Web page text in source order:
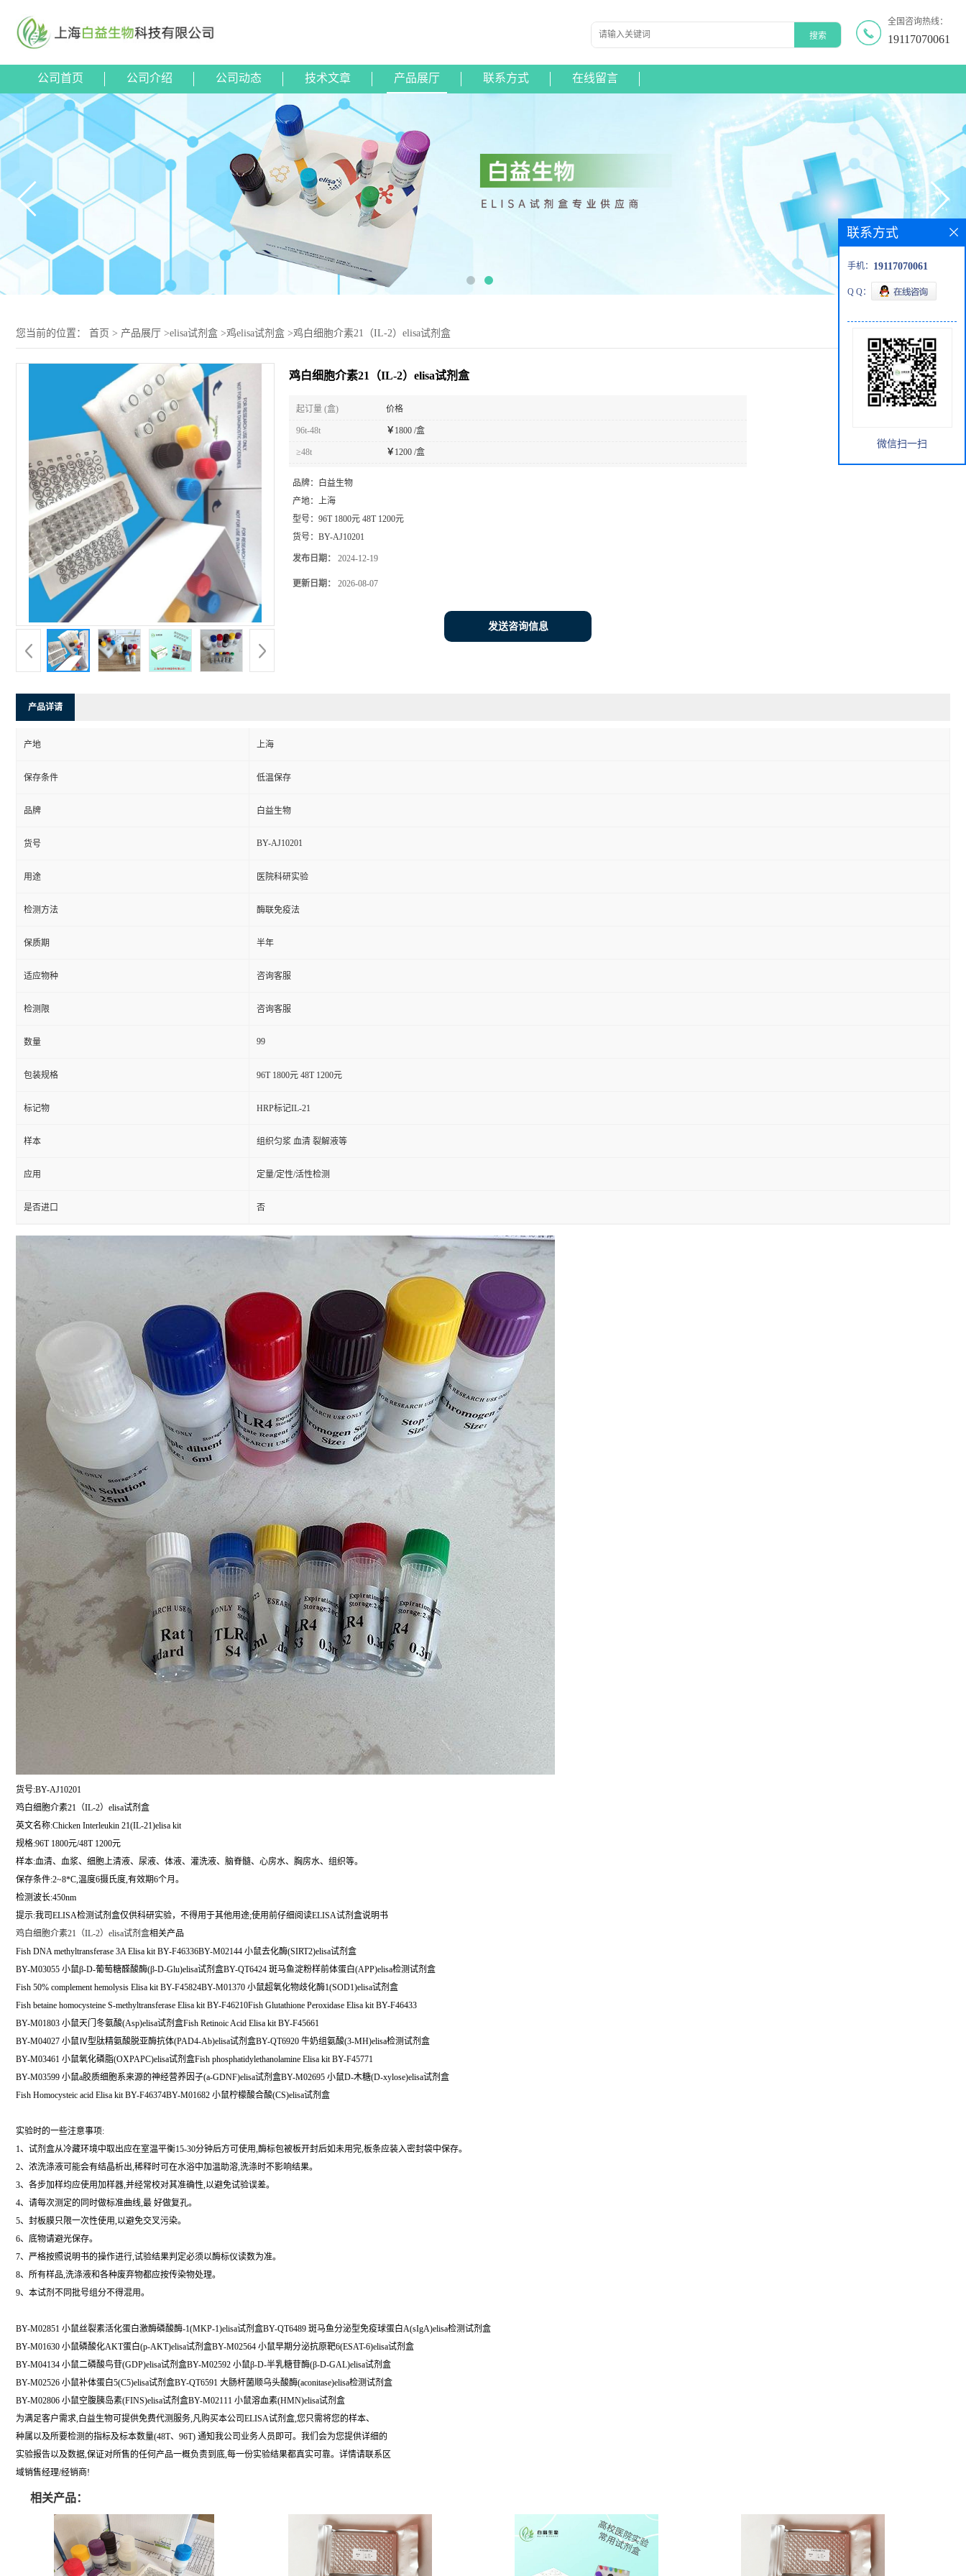
全国咨询热线：
19117070061
公司首页 公司介绍 公司动态 技术文章 产品展厅 联系方式 在线留言
您当前的位置： 首页 > 产品展厅 >elisa试剂盒 >鸡elisa试剂盒 >鸡白细胞介素21（IL-2）elisa试剂盒
鸡白细胞介素21（IL-2）elisa试剂盒
起订量 (盒) 价格
96t-48t ￥ 1800 /盒
≥48t ￥ 1200 /盒
品牌：
白益生物
产地： 上海
型号： 96T 1800元 48T 1200元
货号： BY-AJ10201
发布日期： 2024-12-19
更新日期： 2026-08-07
发送咨询信息
产品详请
产地 上海
保存条件 低温保存
品牌 白益生物
货号 BY-AJ10201
用途 医院科研实验
检测方法 酶联免疫法
保质期 半年
适应物种 咨询客服
检测限 咨询客服
数量 99
包装规格 96T 1800元 48T 1200元
标记物 HRP标记IL-21
样本 组织匀浆 血清 裂解液等
应用 定量/定性/活性检测
是否进口 否
货号:BY-AJ10201
鸡白细胞介素21（IL-2）elisa试剂盒
英文名称:Chicken Interleukin 21(IL-21)elisa kit
规格:96T 1800元/48T 1200元
样本:血清、血浆、细胞上清液、尿液、体液、灌洗液、脑脊髓、心房水、胸房水、组织等。
保存条件:2~8*C,温度6摄氏度,有效期6个月。
检测波长:450nm
提示:我司ELISA检测试剂盒仅供科研实验，不得用于其他用途;使用前仔细阅读ELISA试剂盒说明书
鸡白细胞介素21（IL-2）elisa试剂盒相关产品
Fish DNA methyltransferase 3A Elisa kit BY-F46336BY-M02144 小鼠去化酶(SIRT2)elisa试剂盒
BY-M03055 小鼠β-D-葡萄糖醛酸酶(β-D-Glu)elisa试剂盒BY-QT6424 斑马鱼淀粉样前体蛋白(APP)elisa检测试剂盒
Fish 50% complement hemolysis Elisa kit BY-F45824BY-M01370 小鼠超氧化物歧化酶1(SOD1)elisa试剂盒
Fish betaine homocysteine S-methyltransferase Elisa kit BY-F46210Fish Glutathione Peroxidase Elisa kit BY-F46433
BY-M01803 小鼠天门冬氨酸(Asp)elisa试剂盒Fish Retinoic Acid Elisa kit BY-F45661
BY-M04027 小鼠Ⅳ型肽精氨酸脱亚酶抗体(PAD4-Ab)elisa试剂盒BY-QT6920 牛奶组氨酸(3-MH)elisa检测试剂盒
BY-M03461 小鼠氧化磷脂(OXPAPC)elisa试剂盒Fish phosphatidylethanolamine Elisa kit BY-F45771
BY-M03599 小鼠a胶质细胞系来源的神经营养因子(a-GDNF)elisa试剂盒BY-M02695 小鼠D-木糖(D-xylose)elisa试剂盒
Fish Homocysteic acid Elisa kit BY-F46374BY-M01682 小鼠柠檬酸合酸(CS)elisa试剂盒
实验时的一些注意事项:
1、试剂盒从冷藏环境中取出应在室温平衡15-30分钟后方可使用,酶标包被板开封后如未用完,板条应装入密封袋中保存。
2、浓洗涤液可能会有结晶析出,稀释时可在水浴中加温助溶,洗涤时不影响结果。
3、各步加样均应使用加样器,并经常校对其准确性,以避免试验误差。
4、请每次测定的同时做标准曲线,最 好做复孔。
5、封板膜只限一次性使用,以避免交叉污染。
6、底物请避光保存。
7、严格按照说明书的操作进行,试验结果判定必须以酶标仪读数为准。
8、所有样品,洗涤液和各种废弃物都应按传染物处理。
9、本试剂不同批号组分不得混用。
BY-M02851 小鼠丝裂素活化蛋白激酶磷酸酶-1(MKP-1)elisa试剂盒BY-QT6489 斑马鱼分泌型免疫球蛋白A(sIgA)elisa检测试剂盒
BY-M01630 小鼠磷酸化AKT蛋白(p-AKT)elisa试剂盒BY-M02564 小鼠早期分泌抗原靶6(ESAT-6)elisa试剂盒
BY-M04134 小鼠二磷酸鸟苷(GDP)elisa试剂盒BY-M02592 小鼠β-D-半乳糖苷酶(β-D-GAL)elisa试剂盒
BY-M02526 小鼠补体蛋白5(C5)elisa试剂盒BY-QT6591 大肠杆菌顺乌头酸酶(aconitase)elisa检测试剂盒
BY-M02806 小鼠空腹胰岛素(FINS)elisa试剂盒BY-M02111 小鼠溶血素(HMN)elisa试剂盒
为满足客户需求,白益生物可提供免费代测服务,凡购买本公司ELISA试剂盒,您只需将您的样本、
种属以及所要检测的指标及标本数量(48T、96T) 通知我公司业务人员即可。我们会为您提供详细的
实验报告以及数据,保证对所售的任何产品一概负责到底,每一份实验结果都真实可靠。详情请联系区
域销售经理/经销商!
相关产品：
联系方式
手机： 19117070061
Q Q：
微信扫一扫